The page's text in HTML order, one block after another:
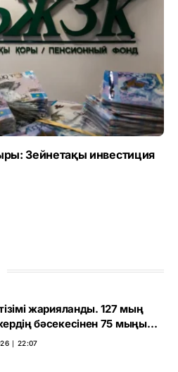
Зейнетақы инвестиция
жарияланды. 127 мың
бәсекесінен 75 мыңы
∣ 22:07